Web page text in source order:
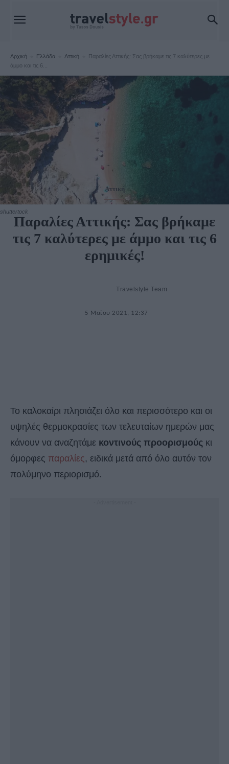
Αρχική Ελλάδα Αττική
Παραλίες Αττικής: Σας βρήκαμε τις 7 καλύτερες με
άμμο και τις 6...
shuttertock
Αττική
Παραλίες Αττικής: Σας βρήκαμε
τις 7 καλύτερες με άμμο και τις 6
ερημικές!
Travelstyle Team
5 Μαΐου 2021, 12:37
Το καλοκαίρι πλησιάζει όλο και περισσότερο και οι
υψηλές θερμοκρασίες των τελευταίων ημερών μας
κάνουν να αναζητάμε κοντινούς προορισμούς κι
όμορφες παραλίες, ειδικά μετά από όλο αυτόν τον
πολύμηνο περιορισμό.